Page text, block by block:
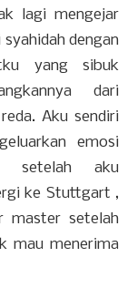
lagi mengejar
dengan
yang sibuk
dari
Aku sendiri
emosi
setelah aku
ke Stuttgart ,
master setelah
mau menerima